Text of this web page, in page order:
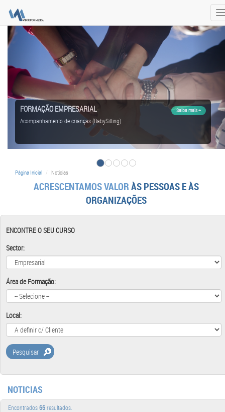
FORMAÇÃO EMPRESARIAL
Acompanhamento de crianças (BabySitting)
Saiba mais +
Página Inicial Noticias
ACRESCENTAMOS VALORÀS PESSOAS E ÀS
ORGANIZAÇÕES
ENCONTRE O SEU CURSO
Sector:
Área de Formação:
Local:
Pesquisar
NOTICIAS
Encontrados66resultados.